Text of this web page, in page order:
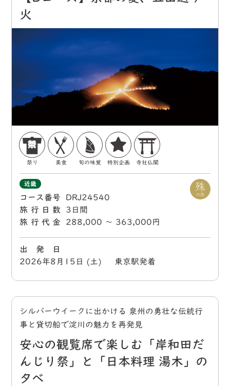
火
祭り 美食 旬の味覚 特別企画 寺社仏閣
近畿
コース番号
DRJ24540
旅行日数
3日間
旅行代金
288,000 〜 363,000円
出 発 日
2026年8月15日 (土) 東京駅発着
シルバーウイークに出かける 泉州の勇壮な伝統行
事と貸切船で淀川の魅力を再発見
安心の観覧席で楽しむ「岸和田だ
んじり祭」と「日本料理 湯木」の
夕べ